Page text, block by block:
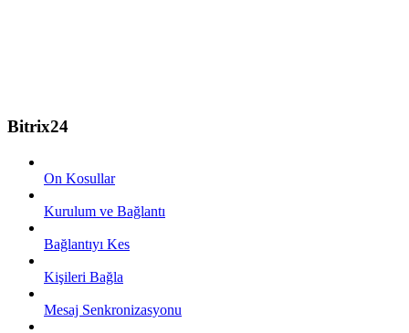
Bitrix24
On Kosullar
Kurulum ve Bağlantı
Bağlantıyı Kes
Kişileri Bağla
Mesaj Senkronizasyonu